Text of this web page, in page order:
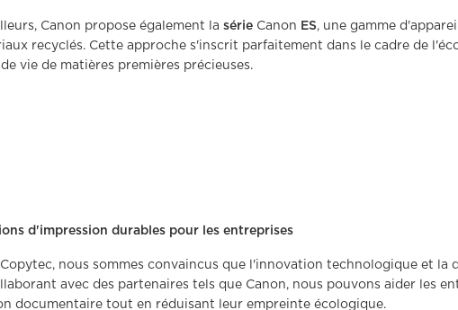
Canon propose également la série Canon ES, une gamme
recyclés. Cette approche s'inscrit parfaitement dans le cadre de
vie de matières premières précieuses.
d'impression durables pour les entreprises
Copytec, nous sommes convaincus que l'innovation technologique et la
avec des partenaires tels que Canon, nous pouvons aider les
documentaire tout en réduisant leur empreinte écologique.